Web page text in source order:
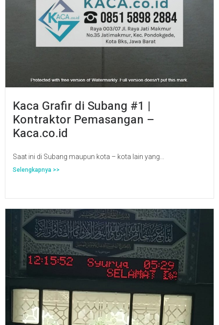
Kaca Grafir di Subang #1 |
Kontraktor Pemasangan –
Kaca.co.id
Saat ini di Subang maupun kota – kota lain yang...
Selengkapnya >>